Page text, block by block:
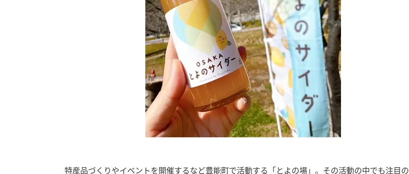
特産品づくりやイベントを開催するなど豊能町で活動する「とよの場」。その活動の中でも注目の